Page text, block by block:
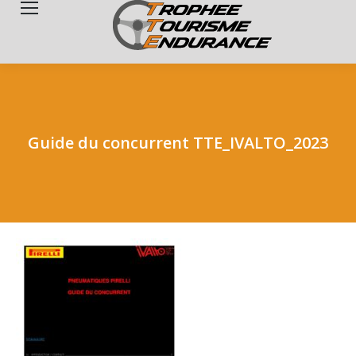
Guide du concurrent TTE_IVALTO_2023